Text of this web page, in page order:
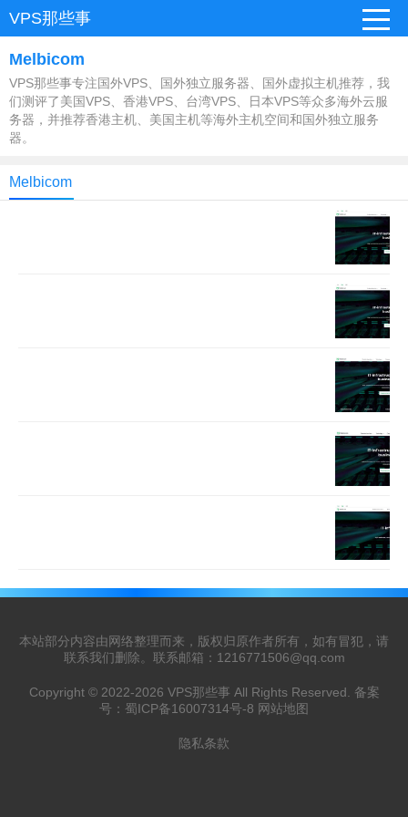
VPS那些事
Melbicom
VPS那些事专注国外VPS、国外独立服务器、国外虚拟主机推荐，我
们测评了美国VPS、香港VPS、台湾VPS、日本VPS等众多海外云服
务器，并推荐香港主机、美国主机等海外主机空间和国外独立服务
器。
Melbicom
本站部分内容由网络整理而来，版权归原作者所有，如有冒犯，请
联系我们删除。联系邮箱： 1216771506@qq.com
Copyright © 2022-2026 VPS那些事 All Rights Reserved. 备案
号： 蜀ICP备16007314号-8 网站地图
隐私条款